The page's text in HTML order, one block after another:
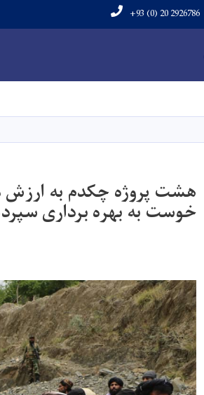
+93 (0) 20 2926786
خوست به بهره برداری